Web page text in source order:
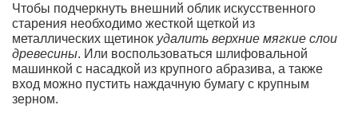
Чтобы подчеркнуть внешний облик искусственного
старения необходимо жесткой щеткой из
металлических щетинок удалить верхние мягкие слои
древесины. Или воспользоваться шлифовальной
машинкой с насадкой из крупного абразива, а также
вход можно пустить наждачную бумагу с крупным
зерном.